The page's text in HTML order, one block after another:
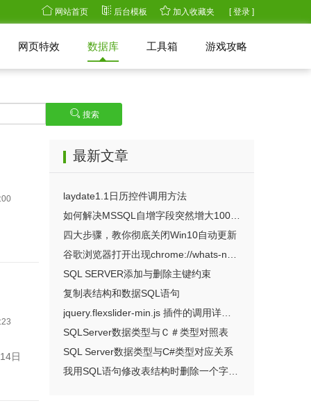
网站首页 后台模板 加入收藏夹 [ 登录 ]
网页特效 数据库 工具箱 游戏攻略
搜索
日
最新文章
laydate1.1日历控件调用方法
四大步骤，教你彻底关闭Win10自动更新
SQL SERVER添加与删除主键约束
复制表结构和数据SQL语句
SQLServer数据类型与Ｃ＃类型对照表
SQL Server数据类型与C#类型对应关系